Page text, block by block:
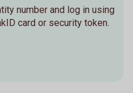
number and log in using
card or security token.